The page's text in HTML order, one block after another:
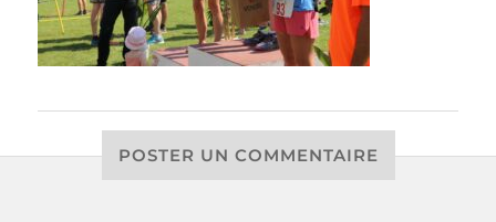
POSTER UN COMMENTAIRE